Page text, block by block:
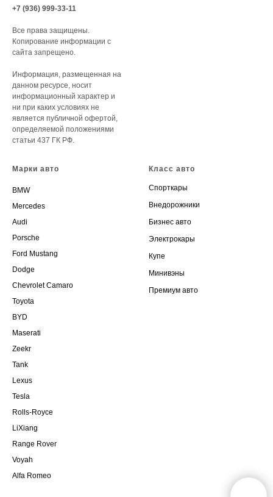
+7 (936) 999-33-11
Все права защищены.
Копирование информации с
сайта запрещено.
Информация, размещенная на
данном ресурсе, носит
информационный характер и
ни при каких условиях не
является публичной офертой,
определяемой положениями
статьи 437 ГК РФ.
Марки авто
BMW
Mercedes
Audi
Porsche
Ford Mustang
Dodge
Chevrolet Camaro
Toyota
BYD
Maserati
Zeekr
Tank
Lexus
Tesla
Rolls-Royce
LiXiang
Range Rover
Voyah
Alfa Romeo
Класс авто
Спорткары
Внедорожники
Бизнес авто
Электрокары
Купе
Минивэны
Премиум авто